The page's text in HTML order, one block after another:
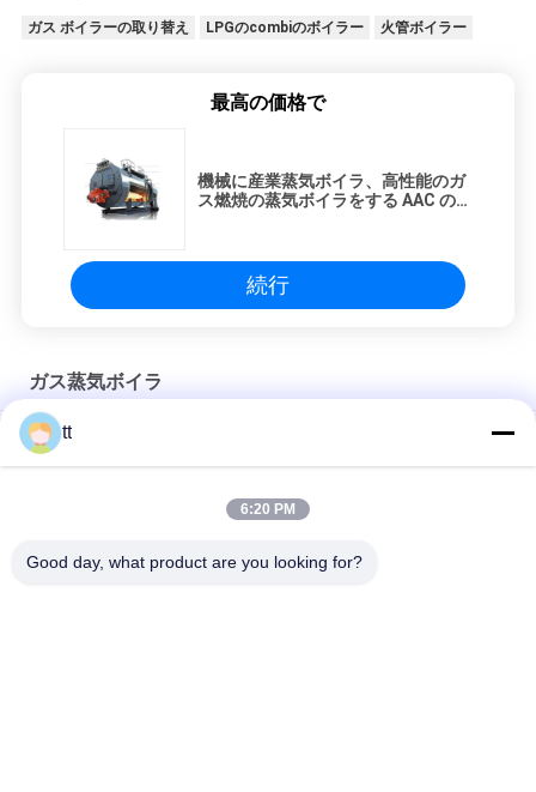
ガス ボイラーの取り替え LPGのcombiのボイラー 火管ボイラー
最高の価格で
機械に産業蒸気ボイラ、高性能のガ
ス燃焼の蒸気ボイラをする AAC のブ
続行
ガス蒸気ボイラ
向流の熱交換器を乾燥するさびないグラファイトの熱交換器水
tt
6:20 PM
Good day, what product are you looking for?